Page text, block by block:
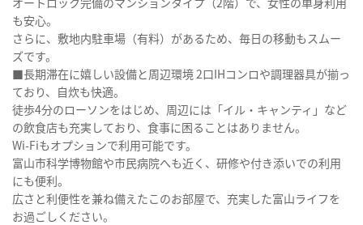
も安心。
さらに、敷地内駐車場（有料）があるため、毎日の移動もスムー
ズです。
■長期滞在に嬉しい設備と周辺環境 2口IHコンロや調理器具が揃っ
ており、自炊も快適。
徒歩4分のローソンをはじめ、周辺には「イル・キャンティ」など
の飲食店も充実しており、食事に困ることはありません。
Wi-Fiもオプションで利用可能です。
富山市科学博物館や市民病院へも近く、研修や付き添いでの利用
にも便利。
広さと利便性を兼ね備えたこのお部屋で、充実した富山ライフを
お過ごしください。